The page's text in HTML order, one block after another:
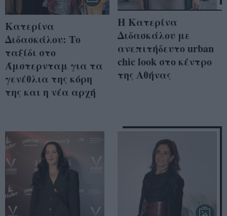
Κατερίνα
Διδασκάλου: Το
ταξίδι στο
Άμστερνταμ για τα
γενέθλια της κόρη
της και η νέα αρχή
Η Κατερίνα
Διδασκάλου με
ανεπιτήδευτο urban
chic look στο κέντρο
της Αθήνας